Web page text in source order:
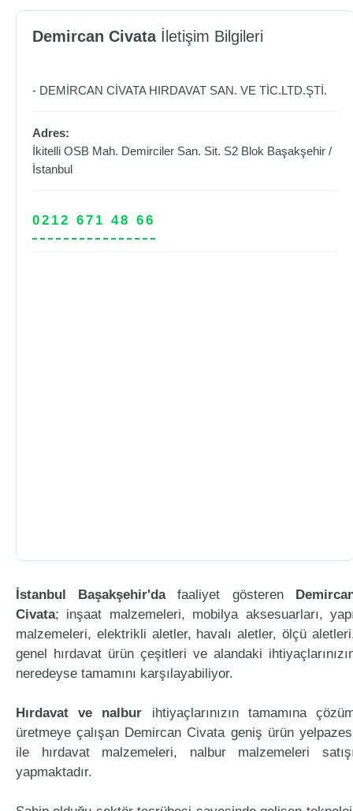
Demircan Civataİletişim Bilgileri
- DEMİRCAN CİVATA HIRDAVAT SAN. VE TİC.LTD.ŞTİ.
Adres:
İkitelli OSB Mah. Demirciler San. Sit. S2 Blok Başakşehir /
İstanbul
0212 671 48 66
İstanbul Başakşehir'dafaaliyet gösteren
Civata; inşaat malzemeleri, mobilya aksesuarları,
malzemeleri, elektrikli aletler, havalı aletler, ölçü
genel hırdavat ürün çeşitleri ve alandaki
neredeyse tamamını karşılayabiliyor.
Hırdavat ve nalbur ihtiyaçlarınızın tamamına
üretmeye çalışan Demircan Civata geniş ürün
ile hırdavat malzemeleri, nalbur malzemeleri
yapmaktadır.